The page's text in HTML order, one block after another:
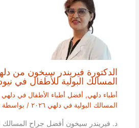
الدكتورة فيريندر سيخون من
المسالك البولية للأطفال في
أطباء دلهي, أفضل أطباء الأطفال في دلهي ٢٠٢٦
المسالك البولية في دلهي ٢٠٢٦
/ بواسطة
د. فيريندر سيخون أفضل جراح المسالك